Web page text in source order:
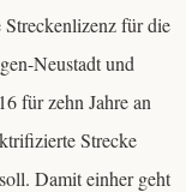
für die
Neustadt und
für zehn Jahre an
Strecke
Damit einher geht